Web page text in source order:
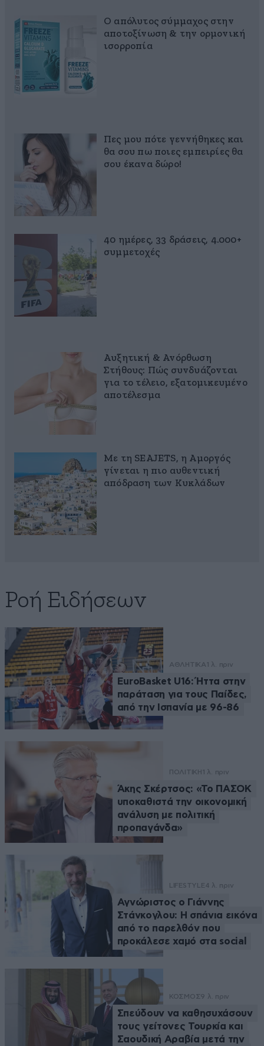
Ο απόλυτος σύμμαχος στην
αποτοξίνωση & την ορμονική
ισορροπία
Πες μου πότε γεννήθηκες και
θα σου πω ποιες εμπειρίες θα
σου έκανα δώρο!
40 ημέρες, 33 δράσεις, 4.000+
συμμετοχές
Αυξητική & Ανόρθωση
Στήθους: Πώς συνδυάζονται
για το τέλειο, εξατομικευμένο
αποτέλεσμα
Με τη SEAJETS, η Αμοργός
γίνεται η πιο αυθεντική
απόδραση των Κυκλάδων
Ροή Ειδήσεων
ΑΘΛΗΤΙΚΑ 1 λ. πριν
EuroBasket U16: Ήττα στην
παράταση για τους Παίδες,
από την Ισπανία με 96-86
ΠΟΛΙΤΙΚΗ 1 λ. πριν
Άκης Σκέρτσος: «Το ΠΑΣΟΚ
υποκαθιστά την οικονομική
ανάλυση με πολιτική
προπαγάνδα»
LIFESTYLE4 λ. πριν
Αγνώριστος ο Γιάννης
Στάνκογλου: Η σπάνια εικόνα
από το παρελθόν που
προκάλεσε χαμό στα social
ΚΟΣΜΟΣ9 λ. πριν
Σπεύδουν να καθησυχάσουν
τους γείτονες Τουρκία και
Σαουδική Αραβία μετά την